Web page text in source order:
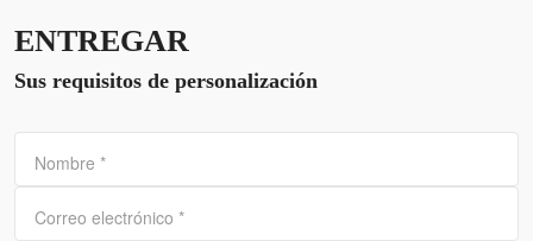
ENTREGAR
Sus requisitos de personalización
Nombre *
Correo electrónico *